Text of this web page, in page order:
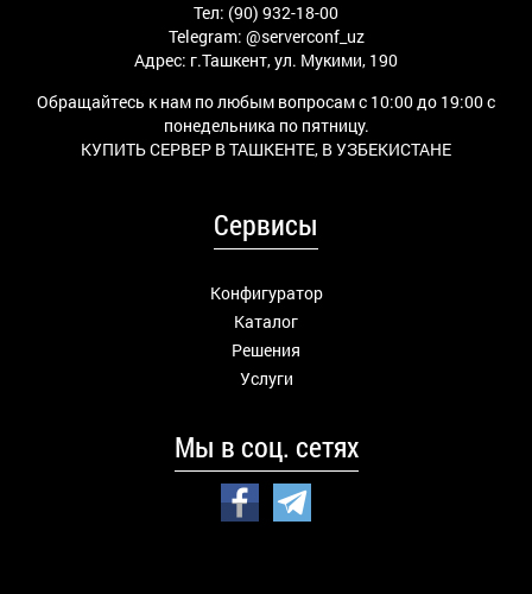
Тел: (90) 932-18-00
Telegram: @serverconf_uz
Адрес: г.Ташкент, ул. Мукими, 190
Обращайтесь к нам по любым вопросам с 10:00 до 19:00 с
понедельника по пятницу.
КУПИТЬ СЕРВЕР В ТАШКЕНТЕ, В УЗБЕКИСТАНЕ
Сервисы
Конфигуратор
Каталог
Решения
Услуги
Мы в соц. сетях